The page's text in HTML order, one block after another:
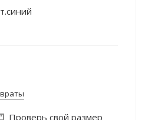
Проверь свой размер